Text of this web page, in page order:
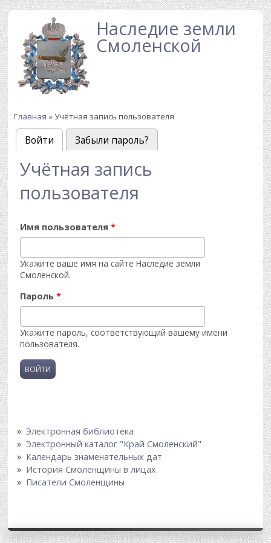
Перейти к основному содержаниюНаследие земли
Смоленской
Вы здесь
Главная » Учётная запись пользователя
Главные вкладки
Войти (активная вкладка)
Забыли пароль?
Учётная запись
пользователя
Имя пользователя*
Укажите ваше имя на сайте Наследие земли
Смоленской.
Пароль*
Укажите пароль, соответствующий вашему имени
пользователя.
Электронная библиотека
Электронный каталог "Край Смоленский"
Календарь знаменательных дат
История Смоленщины в лицах
Писатели Смоленщины